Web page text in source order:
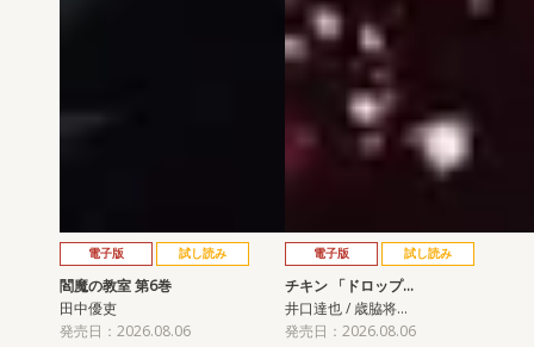
電子版 試し読み
閻魔の教室 第6巻
田中優吏
発売日：2026.08.06
電子版 試し読み
チキン 「ドロップ…
井口達也 / 歳脇将…
発売日：2026.08.06